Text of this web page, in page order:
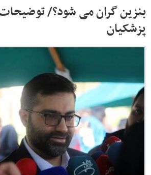
بنزین گران می شود؟/
پزشکیان